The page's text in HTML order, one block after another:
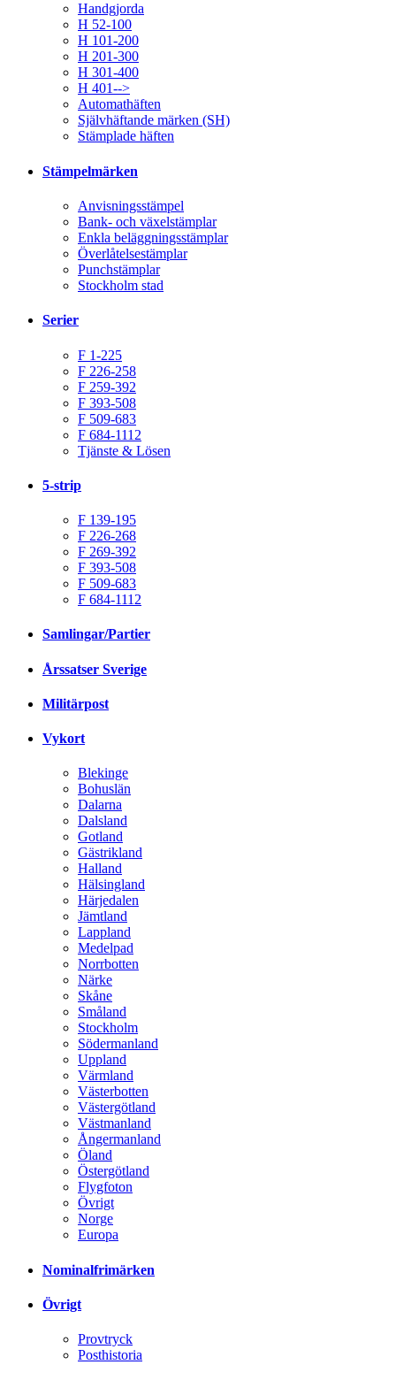
Handgjorda
H 52-100
H 101-200
H 201-300
H 301-400
H 401-->
Automathäften
Självhäftande märken (SH)
Stämplade häften
Stämpelmärken
Anvisningsstämpel
Bank- och växelstämplar
Enkla beläggningsstämplar
Överlåtelsestämplar
Punchstämplar
Stockholm stad
Serier
F 1-225
F 226-258
F 259-392
F 393-508
F 509-683
F 684-1112
Tjänste & Lösen
5-strip
F 139-195
F 226-268
F 269-392
F 393-508
F 509-683
F 684-1112
Samlingar/Partier
Årssatser Sverige
Militärpost
Vykort
Blekinge
Bohuslän
Dalarna
Dalsland
Gotland
Gästrikland
Halland
Hälsingland
Härjedalen
Jämtland
Lappland
Medelpad
Norrbotten
Närke
Skåne
Småland
Stockholm
Södermanland
Uppland
Värmland
Västerbotten
Västergötland
Västmanland
Ångermanland
Öland
Östergötland
Flygfoton
Övrigt
Norge
Europa
Nominalfrimärken
Övrigt
Provtryck
Posthistoria